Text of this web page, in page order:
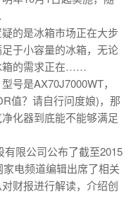
的是冰箱市场正在大步
于小容量的冰箱，无论
箱的需求正在……
是AX70J7000WT，
值？请自行问度娘)，那
化器到底能不能够满足
限公司公布了截至2015
电频道编辑出席了相关
财报进行解读，介绍创